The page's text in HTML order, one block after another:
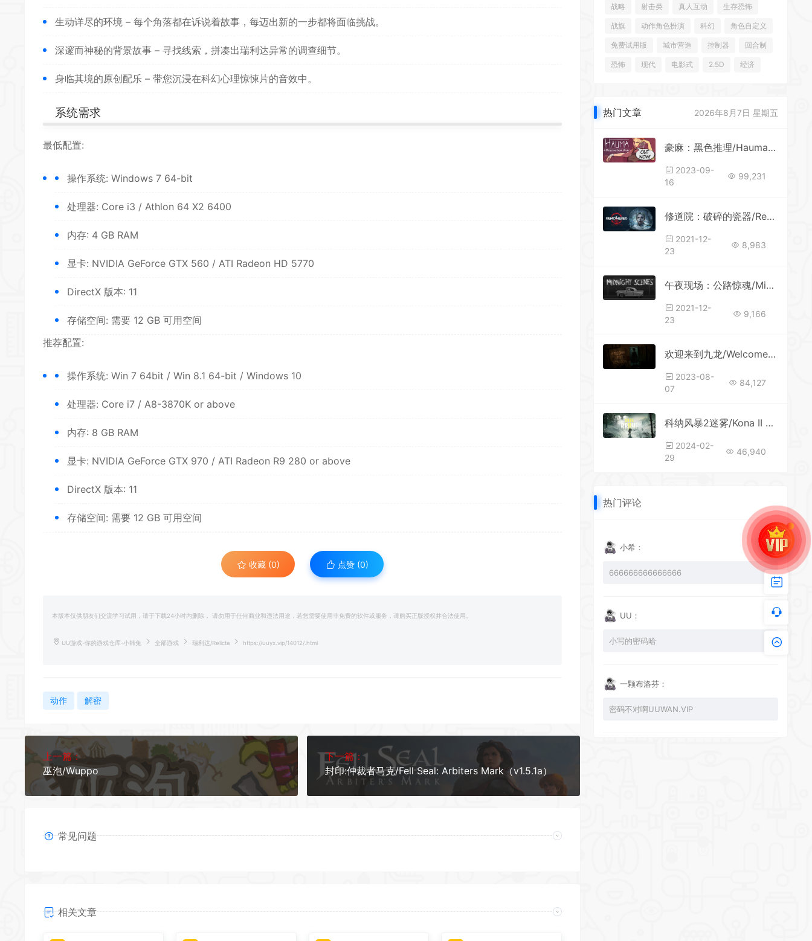
生动详尽的环境 – 每个角落都在诉说着故事，每迈出新的一步都将面临挑战。
深邃而神秘的背景故事 – 寻找线索，拼凑出瑞利达异常的调查细节。
身临其境的原创配乐 – 带您沉浸在科幻心理惊悚片的音效中。
系统需求
最低配置:
操作系统: Windows 7 64-bit
处理器: Core i3 / Athlon 64 X2 6400
内存: 4 GB RAM
显卡: NVIDIA GeForce GTX 560 / ATI Radeon HD 5770
DirectX 版本: 11
存储空间: 需要 12 GB 可用空间
推荐配置:
操作系统: Win 7 64bit / Win 8.1 64-bit / Windows 10
处理器: Core i7 / A8-3870K or above
内存: 8 GB RAM
显卡: NVIDIA GeForce GTX 970 / ATI Radeon R9 280 or above
DirectX 版本: 11
存储空间: 需要 12 GB 可用空间
收藏 (0) 点赞 (0)
本版本仅供朋友们交流学习试用，请于下载24小时内删除， 请勿用于任何商业和违法用途，若您需要使用非免费的软件或服务，请购买正版授权并合法使用。
UU游戏-你的游戏仓库-小韩兔 全部游戏 瑞利达/Relicta https://uuyx.vip/14012/.html
动作 解密
上一篇：
巫泡/Wuppo
下一篇：
封印:仲裁者马克/Fell Seal: Arbiters Mark（v1.5.1a）
常见问题
相关文章
战略 射击类 真人互动 生存恐怖
战旗 动作角色扮演 科幻 角色自定义
免费试用版 城市营造 控制器 回合制
恐怖 现代 电影式 2.5D 经济
热门文章 2026年8月7日 星期五
豪麻：黑色推理/Hauma – A Detective Noir Story
2023-09-
16
99,231
修道院：破碎的瓷器/Remothered: Broken Porcelain（v1.5.8）
2021-12-
23
8,983
午夜现场：公路惊魂/Midnight Scenes: The Highway
2021-12-
23
9,166
欢迎来到九龙/Welcome to Kowloon
2023-08-
07
84,127
科纳风暴2迷雾/Kona II Brume （更新v23.02.2024）
2024-02-
29
46,940
热门评论
小希：
666666666666666
UU：
小写的密码哈
一颗布洛芬：
密码不对啊UUWAN.VIP